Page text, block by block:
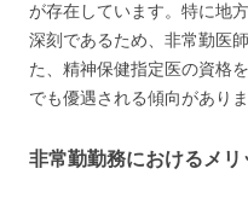
が存在しています。特に地
深刻であるため、非常勤医
た、精神保健指定医の資格
でも優遇される傾向がありま
非常勤勤務におけるメリ